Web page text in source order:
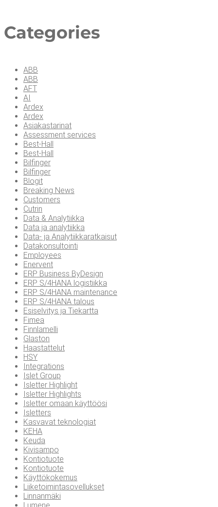
Cate­go­ries
ABB
ABB
AFT
AI
Ardex
Ardex
Asiakastarinat
Assessment services
Best-Hall
Best-Hall
Bilfinger
Bilfinger
Blogit
Breaking News
Customers
Cutrin
Data & Analytiikka
Data ja analytiikka
Data- ja Analytiikkaratkaisut
Datakonsultointi
Employees
Enervent
ERP Business ByDesign
ERP S/4HANA logistiikka
ERP S/4HANA maintenance
ERP S/4HANA talous
Esiselvitys ja Tiekartta
Fimea
Finnlamelli
Glaston
Haastattelut
HSY
Integrations
Islet Group
Isletter Highlight
Isletter Highlights
Isletter omaan käyttöösi
Isletters
Kasvavat teknologiat
KEHA
Keuda
Kivisampo
Kontiotuote
Kontiotuote
Käyttökokemus
Liiketoimintasovellukset
Linnanmäki